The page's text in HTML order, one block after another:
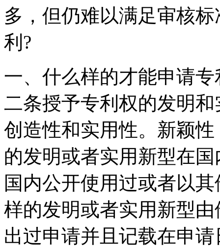
多，但仍难以满足审核
利?
一、什么样的才能申请
二条授予专利权的发明
创造性和实用性。新颖
的发明或者实用新型在
国内公开使用过或者以
样的发明或者实用新型
出过申请并且记载在申